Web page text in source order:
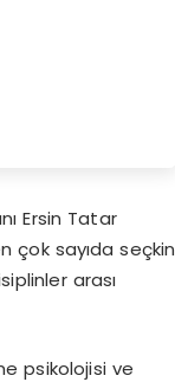
Ersin Tatar
çok sayıda seçkin
arası
psikolojisi ve